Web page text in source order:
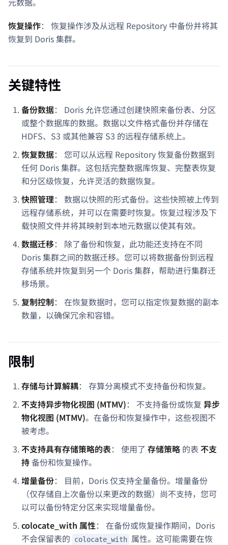
恢复操作： 恢复操作涉及从远程 Repository 中备份并将其
恢复到 Doris 集群。
关键特性
备份数据： Doris 允许您通过创建快照来备份表、分区
或整个数据库的数据。数据以文件格式备份并存储在
HDFS、S3 或其他兼容 S3 的远程存储系统上。
恢复数据： 您可以从远程 Repository 恢复备份数据到
任何 Doris 集群。这包括完整数据库恢复、完整表恢复
和分区级恢复，允许灵活的数据恢复。
快照管理： 数据以快照的形式备份。这些快照被上传到
远程存储系统，并可以在需要时恢复。恢复过程涉及下
载快照文件并将其映射到本地元数据以使其有效。
数据迁移： 除了备份和恢复，此功能还支持在不同
Doris 集群之间的数据迁移。您可以将数据备份到远程
存储系统并恢复到另一个 Doris 集群，帮助进行集群迁
移场景。
复制控制： 在恢复数据时，您可以指定恢复数据的副本
数量，以确保冗余和容错。
限制
存储与计算解耦： 存算分离模式不支持备份和恢复。
不支持异步物化视图 (MTMV)： 不支持备份或恢复 异步
物化视图 (MTMV)。在备份和恢复操作中，这些视图不
被考虑。
不支持具有存储策略的表： 使用了 存储策略 的表 不支
持备份和恢复操作。
增量备份： 目前，Doris 仅支持全量备份。增量备份
（仅存储自上次备份以来更改的数据）尚不支持，您可
以可以备份特定分区来实现增量备份。
colocate_with 属性： 在备份或恢复操作期间，Doris
不会保留表的
colocate_with 属性。这可能需要在恢